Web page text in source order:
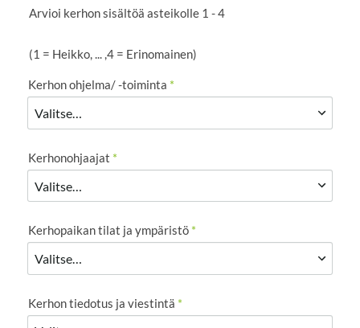
Arvioi kerhon sisältöä asteikolle 1 - 4
(1 = Heikko, ... ,4 = Erinomainen)
Kerhon ohjelma/ -toiminta *
Kerhonohjaajat *
Kerhopaikan tilat ja ympäristö *
Kerhon tiedotus ja viestintä *